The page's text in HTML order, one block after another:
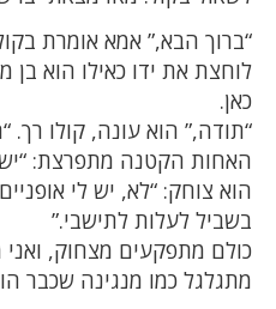
“ברוך הבא,” אמא אומרת
לוחצת את ידו כאילו הוא
כאן.
“תודה,” הוא עונה, קולו
האחות הקטנה מתפרצת: “יש
הוא צוחק: “לא, יש לי
בשביל לעלות לתישבי.”
כולם מתפקעים מצחוק,
מתגלגל כמו מנגינה שכבר